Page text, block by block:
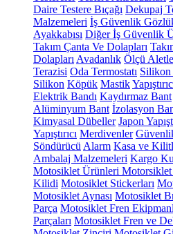
Daire Testere Bıçağı Dekupaj
Malzemeleri İş Güvenlik
Ayakkabısı Diğer İş Güvenlik
Takım Çanta Ve Dolapları
Dolapları Avadanlık Ölçü
Terazisi Oda Termostatı Silikon
Silikon Köpük Mastik
Elektrik Bandı Kaydırmaz Bant
Alüminyum Bant İzolasyon
Kimyasal Dübeller Japon
Yapıştırıcı Merdivenler
Söndürücü Alarm Kasa ve
Ambalaj Malzemeleri Kargo
Motosiklet Ürünleri Motorsiklet
Kilidi Motosiklet Stickerları
Motosiklet Aynası Motosiklet
Parça Motosiklet Fren
Parçaları Motosiklet Fren ve